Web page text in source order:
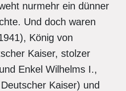
nurmehr ein dünner
Und doch waren
König von
Kaiser, stolzer
Enkel Wilhelms I.,
Kaiser) und